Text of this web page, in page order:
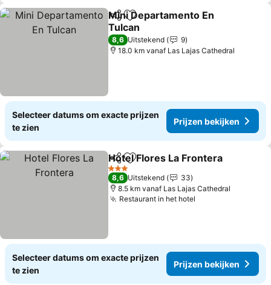
DelenToevoegen aan favorieten
Mini Departamento En
Tulcan
8,6 Uitstekend
9
18.0 km vanaf Las Lajas Cathedral
Selecteer datums om exacte prijzen
te zien
Prijzen bekijken
DelenToevoegen aan favorieten
Hotel Flores La Frontera
3 Sterren
8,6 Uitstekend
33
8.5 km vanaf Las Lajas Cathedral
Restaurant in het hotel
Selecteer datums om exacte prijzen
te zien
Prijzen bekijken